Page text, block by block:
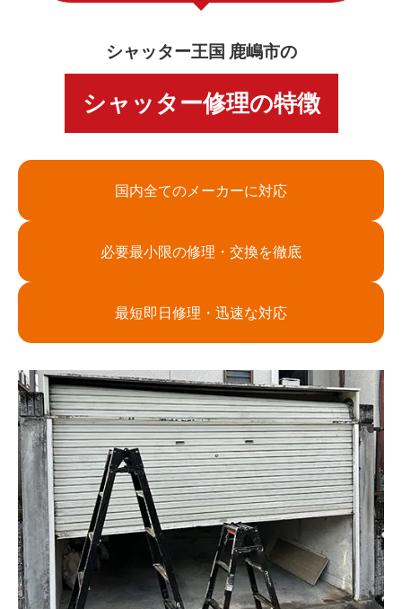
シャッター王国 鹿嶋市の
シャッター修理の特徴
国内全てのメーカーに対応
必要最小限の修理・交換を徹底
最短即日修理・迅速な対応